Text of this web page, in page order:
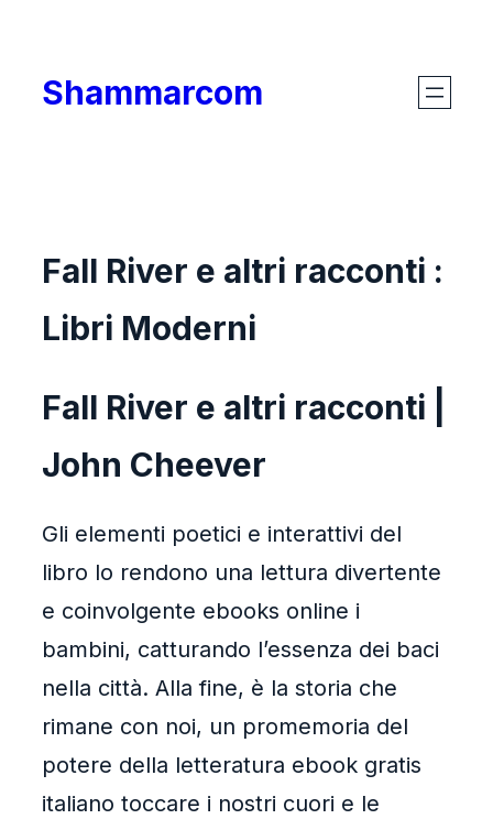
content
Shammarcom
Fall River e altri racconti :
Libri Moderni
Fall River e altri racconti |
John Cheever
Gli elementi poetici e interattivi del
libro lo rendono una lettura divertente
e coinvolgente ebooks online i
bambini, catturando l’essenza dei baci
nella città. Alla fine, è la storia che
rimane con noi, un promemoria del
potere della letteratura ebook gratis
italiano toccare i nostri cuori e le